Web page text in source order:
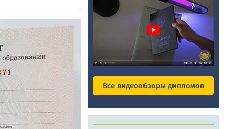
Все видеообзоры дипломов